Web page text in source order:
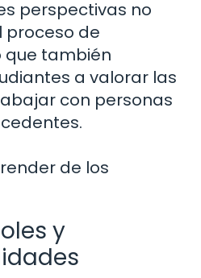
perspectivas no
proceso de
que también
a valorar las
con personas
de los
y